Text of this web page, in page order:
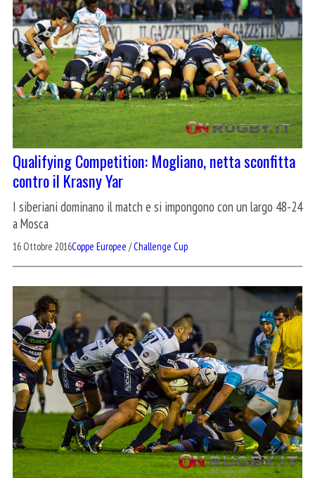
Qualifying Competition: Mogliano, netta sconfitta
contro il Krasny Yar
I siberiani dominano il match e si impongono con un largo 48-24
a Mosca
16 Ottobre 2016Coppe Europee /Challenge Cup